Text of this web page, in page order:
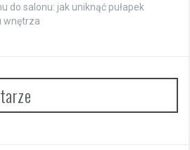
do salonu: jak uniknąć pułapek
wnętrza